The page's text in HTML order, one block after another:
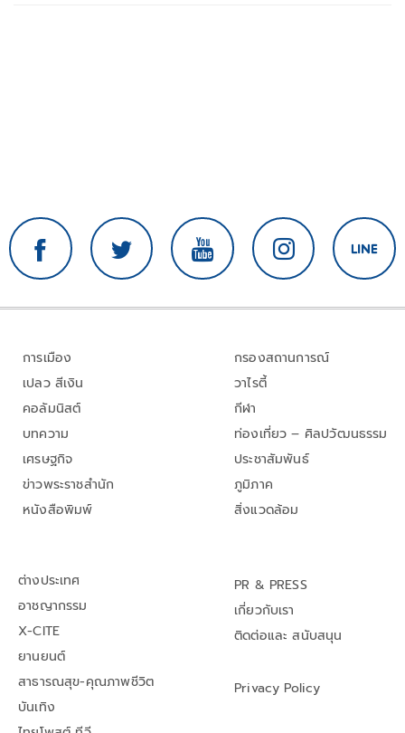
การเมือง
เปลว สีเงิน
คอลัมนิสต์
บทความ
เศรษฐกิจ
ข่าวพระราชสำนัก
หนังสือพิมพ์
กรองสถานการณ์
วาไรตี้
กีฬา
ท่องเที่ยว – ศิลปวัฒนธรรม
ประชาสัมพันธ์
ภูมิภาค
สิ่งแวดล้อม
ต่างประเทศ
อาชญากรรม
X-CITE
ยานยนต์
สาธารณสุข-คุณภาพชีวิต
บันเทิง
PR & PRESS
เกี่ยวกับเรา
ติดต่อและ สนับสนุน
Privacy Policy